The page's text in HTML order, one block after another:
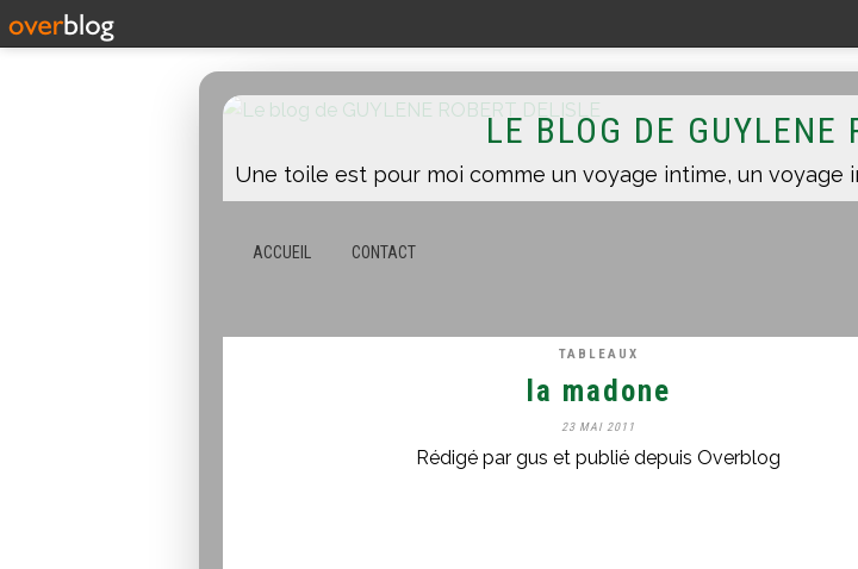
LE BLOG DE GUYLENE
ACCUEIL CONTACT
TABLEAUX
la madone
23 MAI 2011
Rédigé par gus et publié depuis Overblog